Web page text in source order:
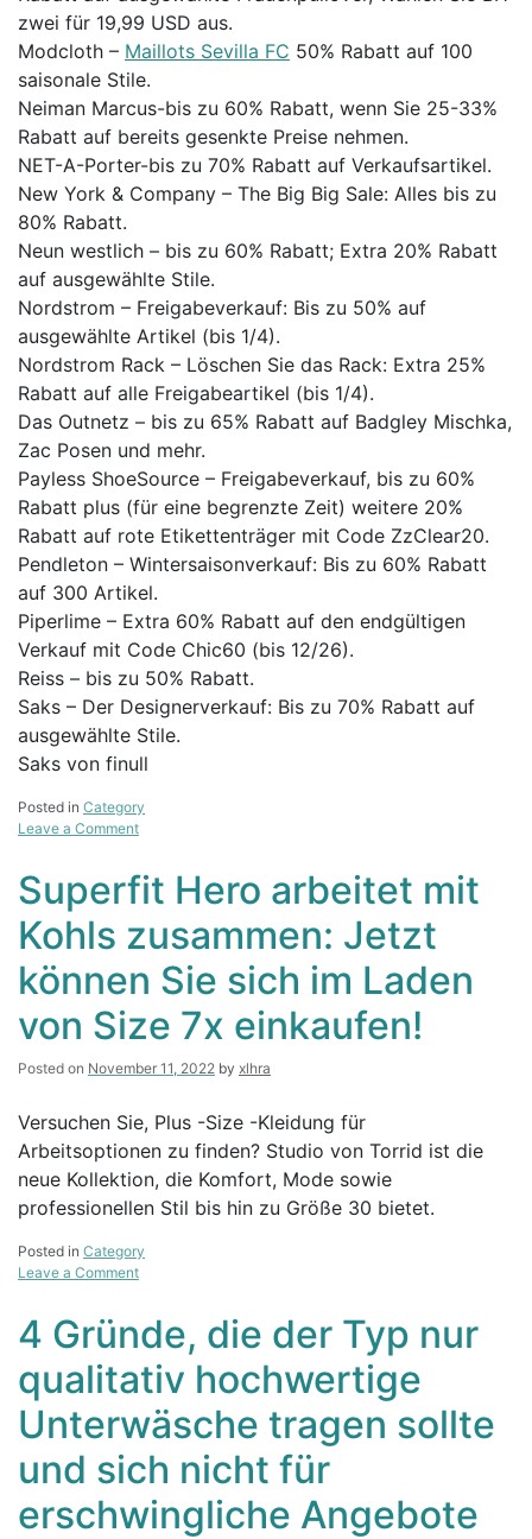
zwei für 19,99 USD aus.
Modcloth – Maillots Sevilla FC 50% Rabatt auf 100
saisonale Stile.
Neiman Marcus-bis zu 60% Rabatt, wenn Sie 25-33%
Rabatt auf bereits gesenkte Preise nehmen.
NET-A-Porter-bis zu 70% Rabatt auf Verkaufsartikel.
New York & Company – The Big Big Sale: Alles bis zu
80% Rabatt.
Neun westlich – bis zu 60% Rabatt; Extra 20% Rabatt
auf ausgewählte Stile.
Nordstrom – Freigabeverkauf: Bis zu 50% auf
ausgewählte Artikel (bis 1/4).
Nordstrom Rack – Löschen Sie das Rack: Extra 25%
Rabatt auf alle Freigabeartikel (bis 1/4).
Das Outnetz – bis zu 65% Rabatt auf Badgley Mischka,
Zac Posen und mehr.
Payless ShoeSource – Freigabeverkauf, bis zu 60%
Rabatt plus (für eine begrenzte Zeit) weitere 20%
Rabatt auf rote Etikettenträger mit Code ZzClear20.
Pendleton – Wintersaisonverkauf: Bis zu 60% Rabatt
auf 300 Artikel.
Piperlime – Extra 60% Rabatt auf den endgültigen
Verkauf mit Code Chic60 (bis 12/26).
Reiss – bis zu 50% Rabatt.
Saks – Der Designerverkauf: Bis zu 70% Rabatt auf
ausgewählte Stile.
Saks von finull
Posted in Category
Leave a Commenton
Nachchristmas-
Verkäufe
Kat’s
Top
17)
Superfit Hero arbeitet mit
Kohls zusammen: Jetzt
können Sie sich im Laden
von Size 7x einkaufen!
Posted on November 11, 2022 by xlhra
Versuchen Sie, Plus -Size -Kleidung für
Arbeitsoptionen zu finden? Studio von Torrid ist die
neue Kollektion, die Komfort, Mode sowie
professionellen Stil bis hin zu Größe 30 bietet.
Posted in Category
Leave a Commenton
arbeitet
Kohls
zusammen:
Jetzt
können
Sie
sich
im
Laden
4 Gründe, die der Typ nur
qualitativ hochwertige
Unterwäsche tragen sollte
und sich nicht für
erschwingliche Angebote